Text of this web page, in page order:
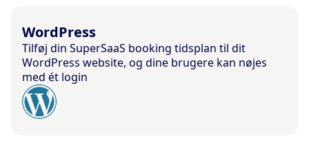
WordPress
Tilføj din SuperSaaS booking tidsplan til dit
WordPress website, og dine brugere kan nøjes
med ét login